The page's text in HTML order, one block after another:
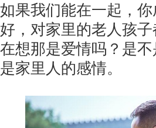
如果我们能在一起，
好，对家里的老人孩
在想那是爱情吗？是
是家里人的感情。